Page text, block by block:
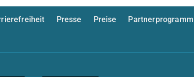
Presse Preise
Partnerprogramm